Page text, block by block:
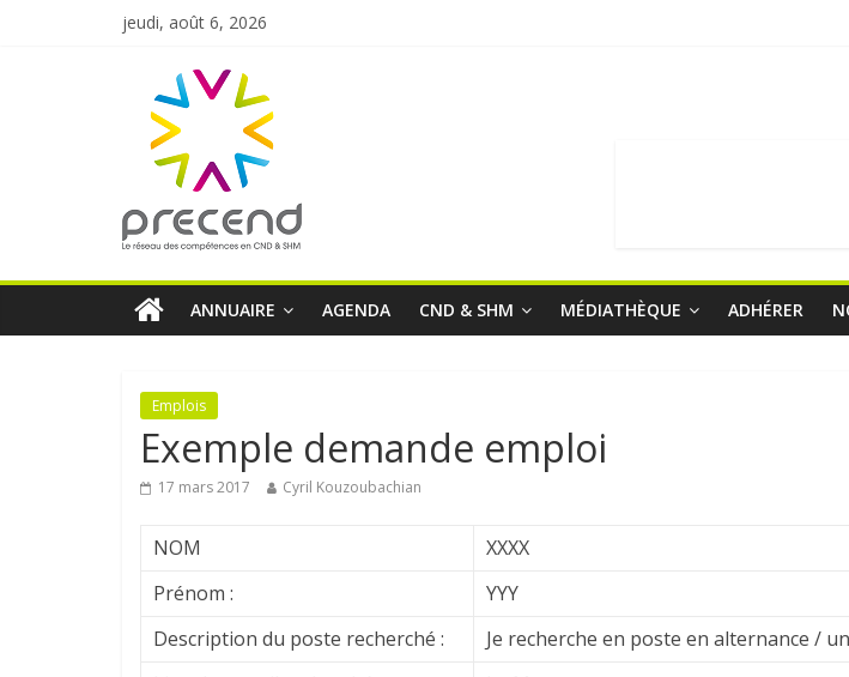
jeudi, août 6, 2026
ANNUAIRE AGENDA CND & SHM MÉDIATHÈQUE ADHÉRER
Emplois
Exemple demande emploi
17 mars 2017 Cyril Kouzoubachian
NOM
XXXX
Prénom :
YYY
Description du poste recherché :
Je recherche en poste en alternance /